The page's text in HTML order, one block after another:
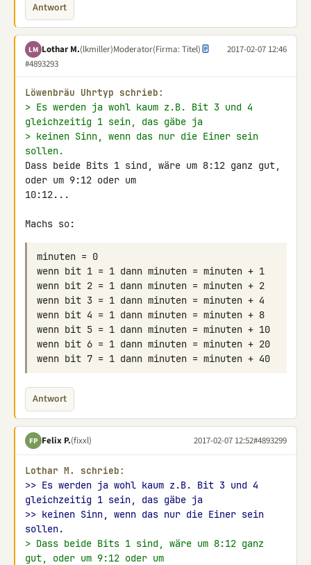
Antwort
LM Lothar M.(lkmiller)Moderator(Firma: Titel)
2017-02-07 12:46
#4893293
Löwenbräu Uhrtyp schrieb:
> Es werden ja wohl kaum z.B. Bit 3 und 4
gleichzeitig 1 sein, das gäbe ja
> keinen Sinn, wenn das nur die Einer sein
sollen.
Dass beide Bits 1 sind, wäre um 8:12 ganz gut,
oder um 9:12 oder um
10:12...
Machs so:
Antwort
FP Felix P.(fixxl) 2017-02-07 12:52#4893299
Lothar M. schrieb:
>> Es werden ja wohl kaum z.B. Bit 3 und 4
gleichzeitig 1 sein, das gäbe ja
>> keinen Sinn, wenn das nur die Einer sein
sollen.
> Dass beide Bits 1 sind, wäre um 8:12 ganz
gut, oder um 9:12 oder um